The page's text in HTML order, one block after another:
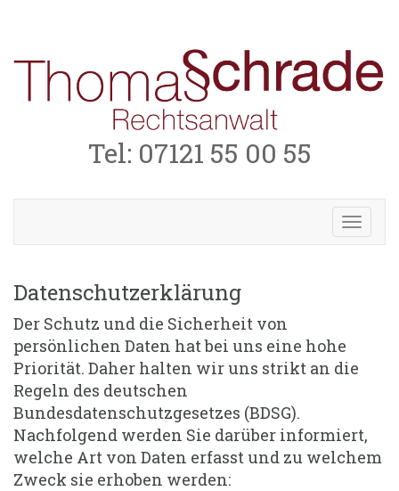
Tel: 07121 55 00 55
Datenschutzerklärung
Der Schutz und die Sicherheit von
persönlichen Daten hat bei uns eine hohe
Priorität. Daher halten wir uns strikt an die
Regeln des deutschen
Bundesdatenschutzgesetzes (BDSG).
Nachfolgend werden Sie darüber informiert,
welche Art von Daten erfasst und zu welchem
Zweck sie erhoben werden: